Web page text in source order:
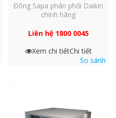
Tốc độ dòng khí
Áp lực bên ngoài
Đông Sapa phân phối Daikin
chính hãng
Liên hệ 1800 0045
Xem chi tiếtChi tiết
So sánh